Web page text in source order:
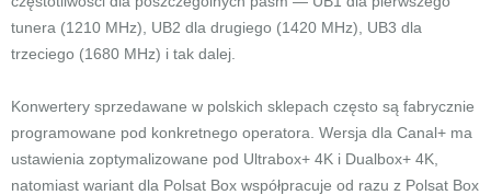
tunera (1210 MHz), UB2 dla drugiego (1420 MHz), UB3 dla
trzeciego (1680 MHz) i tak dalej.
Konwertery sprzedawane w polskich sklepach często są fabrycznie
programowane pod konkretnego operatora. Wersja dla Canal+ ma
ustawienia zoptymalizowane pod Ultrabox+ 4K i Dualbox+ 4K,
natomiast wariant dla Polsat Box współpracuje od razu z Polsat Box